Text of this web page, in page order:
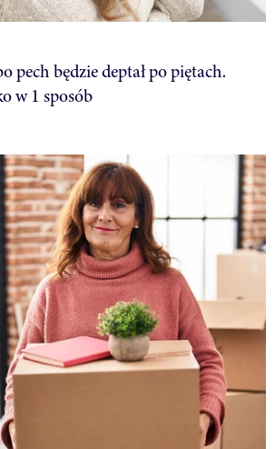
pech będzie deptał po piętach.
w 1 sposób